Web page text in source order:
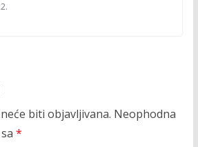
biti objavljivana. Neophodna
*